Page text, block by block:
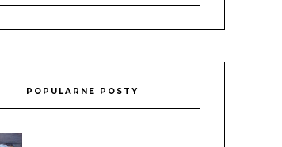
POPULARNE POSTY